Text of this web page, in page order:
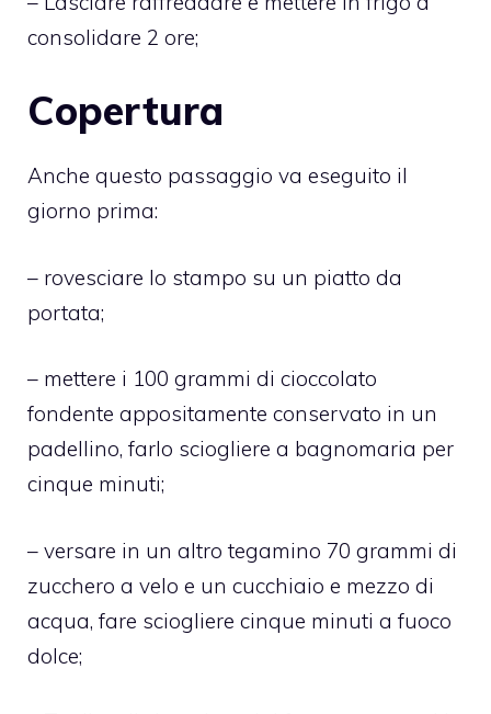
consolidare 2 ore;
Copertura
Anche questo passaggio va eseguito il
giorno prima:
– rovesciare lo stampo su un piatto da
portata;
– mettere i 100 grammi di cioccolato
fondente appositamente conservato in un
padellino, farlo sciogliere a bagnomaria per
cinque minuti;
– versare in un altro tegamino 70 grammi di
zucchero a velo e un cucchiaio e mezzo di
acqua, fare sciogliere cinque minuti a fuoco
dolce;